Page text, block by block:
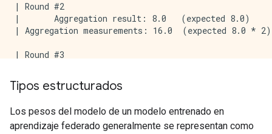
| Round #2
|       Aggregation result: 8.0   (expected 8.0)
| Aggregation measurements: 16.0  (expected 8.0 * 2)
| Round #3
Tipos estructurados
Los pesos del modelo de un modelo entrenado en
aprendizaje federado generalmente se representan como